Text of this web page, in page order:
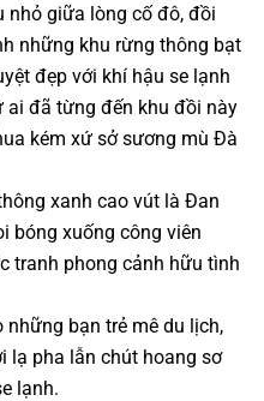
giữa lòng cố đô, đồi
những khu rừng thông bạt
đẹp với khí hậu se lạnh
ai đã từng đến khu đồi này
kém xứ sở sương mù Đà
xanh cao vút là Đan
bóng xuống công viên
tranh phong cảnh hữu tình
bạn trẻ mê du lịch,
lạ pha lẫn chút hoang sơ
lạnh.